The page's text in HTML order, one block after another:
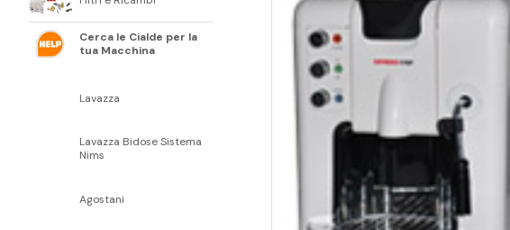
Cerca le Cialde per la
tua Macchina
Lavazza
Lavazza Bidose Sistema
Nims
Agostani